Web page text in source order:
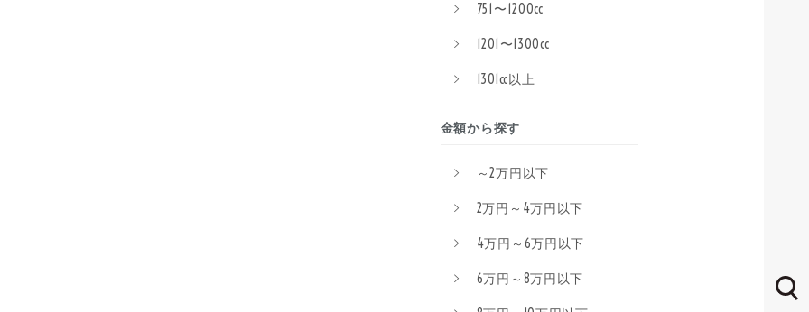
751〜1200cc
1201〜1300cc
1301cc以上
金額から探す
～2万円以下
2万円～4万円以下
4万円～6万円以下
6万円～8万円以下